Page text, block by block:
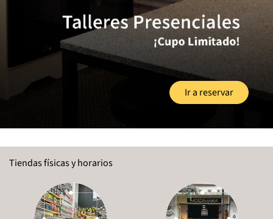
Ir a reservar
Tiendas físicas y horarios